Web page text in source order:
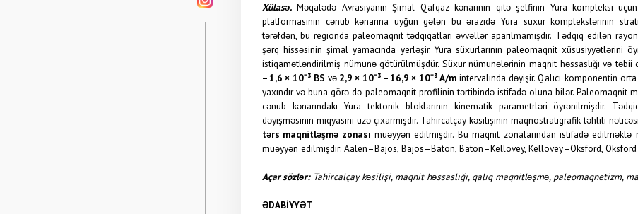
Xülasə. Məqalədə Avrasiyanın Şimal Qafqaz kənarının qitə şelfinin Yura kompleksi
platformasının cənub kənarına uyğun gələn bu ərazidə Yura süxur komplekslərinin
tərəfdən, bu regionda paleomaqnit tədqiqatları əvvəllər aparılmamışdır. Tədqiq edilən
şərq hissəsinin şimal yamacında yerləşir. Yura süxurlarının paleomaqnit xüsusiyyətlərini
istiqamətləndirilmiş nümunə götürül­müşdür. Süxur nümunələrinin maqnit həssaslığı və təbii
– 1,6 × 10⁻³ BS və 2,9 × 10⁻³ – 16,9 × 10⁻³ A/mintervalında dəyişir. Qalıcı komponentin
yaxındır və buna görə də paleomaqnit profilinin tərtibində istifadə oluna bilər. Paleomaqnit
cənub kənarındakı Yura tektonik bloklarının kinematik parametrləri öyrənilmişdir.
dəyişməsinin miqyasını üzə çıxarmışdır. Tahircalçay kəsilişinin maqnostratigrafik təhlili
tərs maqnitləşmə zonası müəyyən edil­mişdir. Bu maqnit zonalarından istifadə
müəyyən edilmişdir: Aalen–Bajos, Bajos–Baton, Baton–Kellovey, Kellovey–Oksford,
Açar sözlər:Tahircalçay kəsilişi, maqnit həssaslığı, qalıq maqnitləşmə, paleomaqnetizm,
ƏDABİYYƏT